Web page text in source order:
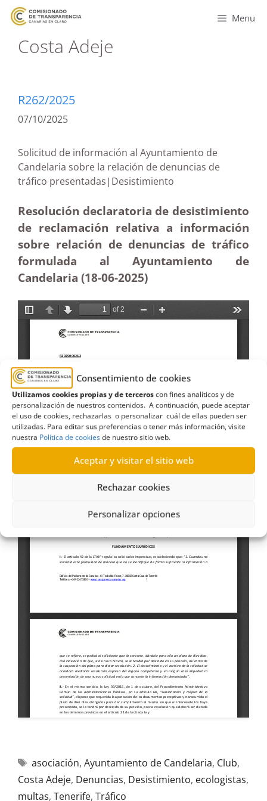
Consentimiento de cookies
Utilizamos cookies propias y de terceroscon fines analíticos y de
personalización de nuestros contenidos. A continuación, puede aceptar
el uso de cookies, rechazarlas o personalizar cuál de ellas pueden ser
utilizadas. Para editar sus preferencias o tener más información, visite
nuestra Política de cookiesde nuestro sitio web.
Aceptar y visitar el sitio web
Rechazar cookies
Personalizar opciones
Menu
Costa Adeje
R262/2025
07/10/2025
Solicitud de información al Ayuntamiento de
Candelaria sobre la relación de denuncias de
tráfico presentadas|Desistimiento
Resolución declaratoria de desistimiento
de reclamación relativa a información
sobre relación de denuncias de tráfico
formulada al Ayuntamiento de
Candelaria (18-06-2025)
asociación, Ayuntamiento de Candelaria, Club,
Costa Adeje, Denuncias, Desistimiento, ecologistas,
multas, Tenerife, Tráfico